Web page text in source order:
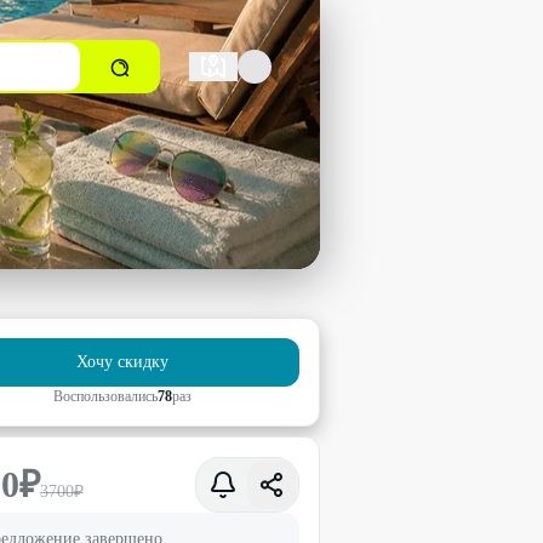
Хочу скидку
Воспользовались78раз
₽3700₽
завершено